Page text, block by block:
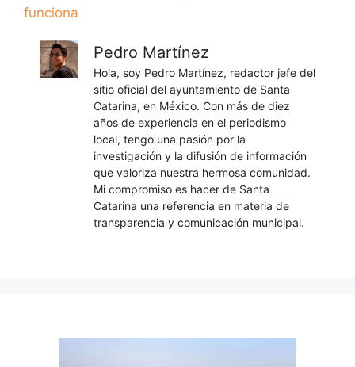
funciona
Pedro Martínez
Hola, soy Pedro Martínez, redactor jefe del
sitio oficial del ayuntamiento de Santa
Catarina, en México. Con más de diez
años de experiencia en el periodismo
local, tengo una pasión por la
investigación y la difusión de información
que valoriza nuestra hermosa comunidad.
Mi compromiso es hacer de Santa
Catarina una referencia en materia de
transparencia y comunicación municipal.